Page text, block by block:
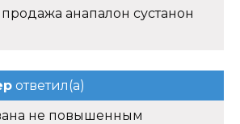
анапалон сустанон
ответил(а)
не повышенным